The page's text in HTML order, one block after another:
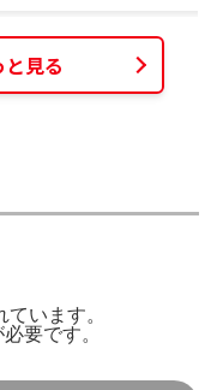
見る
います。
必要です。